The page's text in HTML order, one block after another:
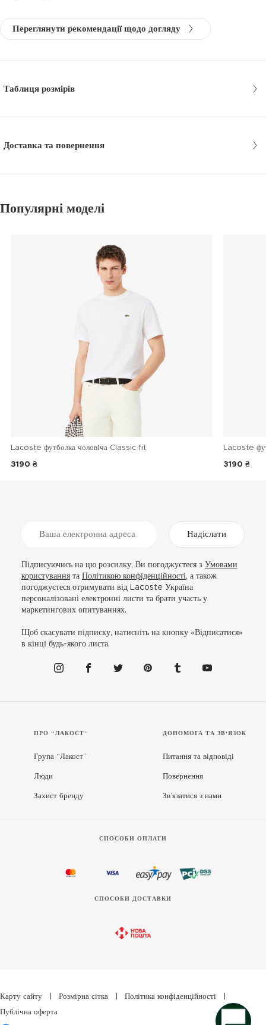
Переглянути рекомендації щодо догляду
Таблиця розмірів
Доставка та повернення
Популярні моделі
Lacoste футболка чоловіча Classic fit
3190 ₴
Lacoste
3190 ₴
Надіслати
Підписуючись на цю розсилку, Ви погоджуєтеся з Умовами
користуваннята Політикою конфіденційності, а також
погоджуєтеся отримувати від Lacoste Україна
персоналізовані електронні листи та брати участь у
маркетингових опитуваннях.
Щоб скасувати підписку, натисніть на кнопку «Відписатися»
в кінці будь-якого листа.
ПРО “ЛАКОСТ”
Група “Лакост”
Люди
Захист бренду
ДОПОМОГА ТА ЗВ'ЯЗОК
Питання та відповіді
Повернення
Зв’язатися з нами
СПОСОБИ ОПЛАТИ
СПОСОБИ ДОСТАВКИ
Карту сайту Розмірна сітка Політика конфіденційності
Публічна оферта